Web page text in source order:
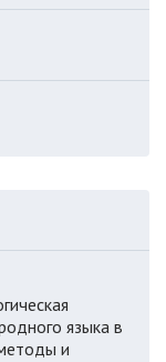
языка в
и